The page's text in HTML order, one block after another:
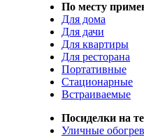
По месту
Для дома
Для дачи
Для квартиры
Для ресторана
Портативные
Стационарные
Встраиваемые
Посиделки на
Уличные